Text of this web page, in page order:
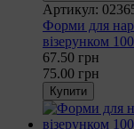
Артикул:
Форми для
візерунком
67.50 грн
75.00 грн
Купити